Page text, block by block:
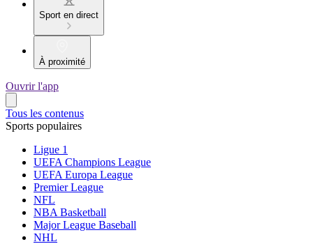
Sport en direct
À proximité
Ouvrir l'app
Tous les contenus
Sports populaires
Ligue 1
UEFA Champions League
UEFA Europa League
Premier League
NFL
NBA Basketball
Major League Baseball
NHL